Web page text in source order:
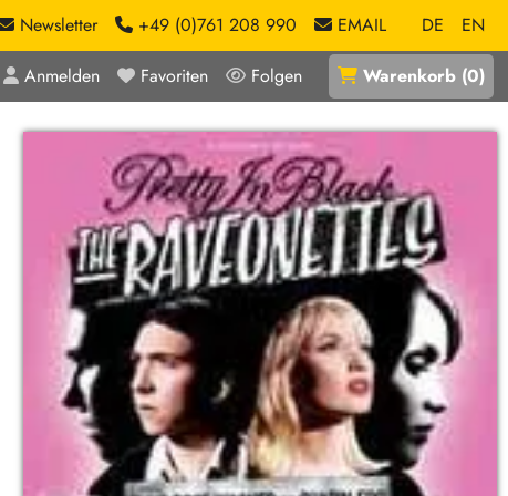
Newsletter +49 (0)761 208 990 EMAIL DE
EN
Anmelden Favoriten Folgen Warenkorb (0)